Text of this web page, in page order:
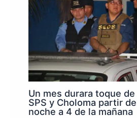
Un mes durara toque
SPS y Choloma partir
noche a 4 de la mañana